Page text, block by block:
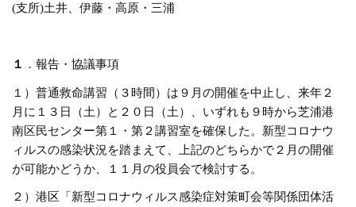
(支所)土井、伊藤・高原・三浦
１ ．報告・協議事項
１）普通救命講習（３時間）は９月の開催を中止し、来年２
月に１３日（土）と２０日（土）、いずれも９時から芝浦港
南区民センター第１・第２講習室を確保した。新型コロナウ
ィルスの感染状況を踏まえて、上記のどちらかで２月の開催
が可能かどうか、１１月の役員会で検討する。
２）港区「新型コロナウィルス感染症対策町会等関係団体活